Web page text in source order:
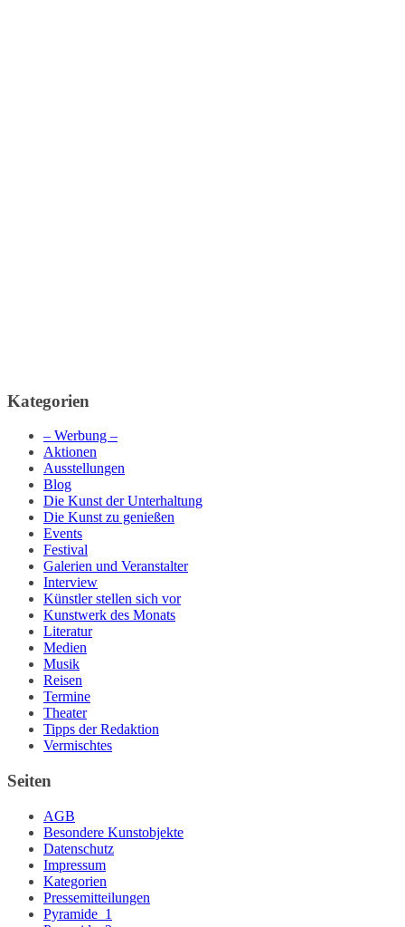
Kategorien
– Werbung –
Aktionen
Ausstellungen
Blog
Die Kunst der Unterhaltung
Die Kunst zu genießen
Events
Festival
Galerien und Veranstalter
Interview
Künstler stellen sich vor
Kunstwerk des Monats
Literatur
Medien
Musik
Reisen
Termine
Theater
Tipps der Redaktion
Vermischtes
Seiten
AGB
Besondere Kunstobjekte
Datenschutz
Impressum
Kategorien
Pressemitteilungen
Pyramide_1